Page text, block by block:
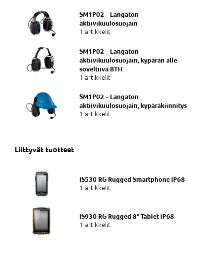
SM1P02 - Langaton
aktiivikuulosuojain
1 artikkelit
SM1P02 - Langaton
aktiivikuulosuojain, kypärän alle
soveltuva BTH
1 artikkelit
SM1P02 - Langaton
aktiivikuulosuojain, kypäräkiinnitys
1 artikkelit
Liittyvät tuotteet
IS530.RG Rugged Smartphone IP68
1 artikkelit
IS930.RG Rugged 8" Tablet IP68
1 artikkelit